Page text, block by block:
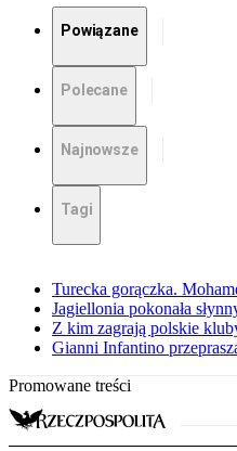
Powiązane
Polecane
Najnowsze
Tagi
Turecka gorączka.
Jagiellonia pokonała
Z kim zagrają polskie
Gianni Infantino
Promowane treści